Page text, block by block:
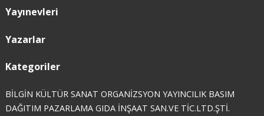
Yayınevleri
Yazarlar
Kategoriler
BİLGİN KÜLTÜR SANAT ORGANİZSYON YAYINCILIK BASIM
DAĞITIM PAZARLAMA GIDA İNŞAAT SAN.VE TİC.LTD.ŞTİ.